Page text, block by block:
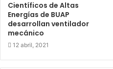
Científicos de Altas
Energías de BUAP
desarrollan ventilador
mecánico
12 abril, 2021